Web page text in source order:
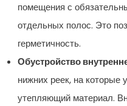
помещения с
отдельных полос. Это
герметичность.
Обустройство
нижних реек, на которые
утепляющий материал.